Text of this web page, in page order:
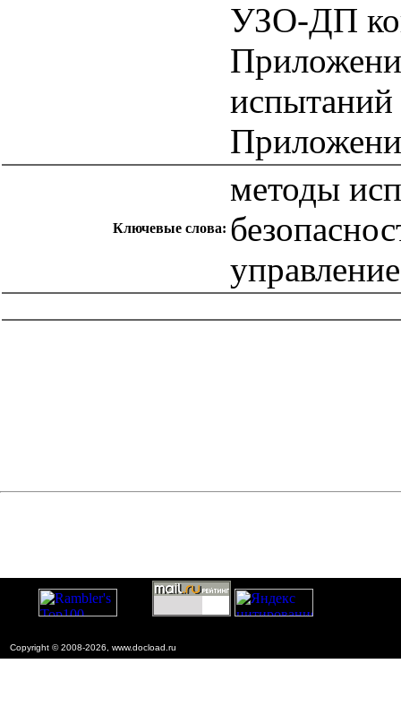
УЗО-ДП
Ключевые слова:
методы
Copyright © 2008-2026, www.docload.ru